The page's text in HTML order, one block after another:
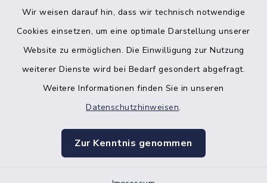
Wir weisen darauf hin, dass wir technisch notwendige
Cookies einsetzen, um eine optimale Darstellung unserer
Website zu ermöglichen. Die Einwilligung zur Nutzung
weiterer Dienste wird bei Bedarf gesondert abgefragt.
Weitere Informationen finden Sie in unseren
Datenschutzhinweisen.
Zur Kenntnis genommen
Bankverbindung der Amtskasse
Barrierefreiheit
Impressum